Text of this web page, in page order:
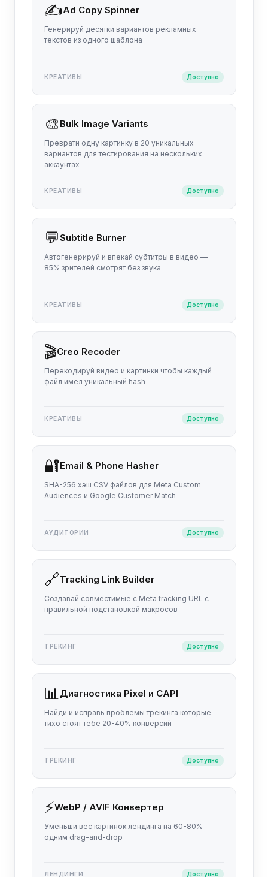
✍️Ad Copy Spinner
Генерируй десятки вариантов рекламных
текстов из одного шаблона
КРЕАТИВЫ Доступно
🎨 Bulk Image Variants
Преврати одну картинку в 20 уникальных
вариантов для тестирования на нескольких
аккаунтах
КРЕАТИВЫ Доступно
💬Subtitle Burner
Автогенерируй и впекай субтитры в видео —
85% зрителей смотрят без звука
КРЕАТИВЫ Доступно
🎬Creo Recoder
Перекодируй видео и картинки чтобы каждый
файл имел уникальный hash
КРЕАТИВЫ Доступно
🔐Email & Phone Hasher
SHA-256 хэш CSV файлов для Meta Custom
Audiences и Google Customer Match
АУДИТОРИИ Доступно
🔗Tracking Link Builder
Создавай совместимые с Meta tracking URL с
правильной подстановкой макросов
ТРЕКИНГ Доступно
📊 Диагностика Pixel и CAPI
Найди и исправь проблемы трекинга которые
тихо стоят тебе 20-40% конверсий
ТРЕКИНГ Доступно
⚡WebP / AVIF Конвертер
Уменьши вес картинок лендинга на 60-80%
одним drag-and-drop
ЛЕНДИНГИ Доступно